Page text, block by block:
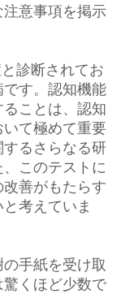
意事項を掲示
診断されてお
す。認知機能
ことは、認知
て極めて重要
るさらなる研
このテストに
善がもたらす
考えていま
手紙を受け取
くほど少数で